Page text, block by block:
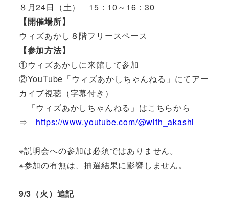
８月24日（土） 15：10～16：30
【開催場所】
ウィズあかし８階フリースペース
【参加方法】
①ウィズあかしに来館して参加
②YouTube「ウィズあかしちゃんねる」にてアー
カイブ視聴（字幕付き）
「ウィズあかしちゃんねる」はこちらから
⇒ https://www.youtube.com/@with_akashi
※説明会への参加は必須ではありません。
※参加の有無は、抽選結果に影響しません。
9/3（火）追記